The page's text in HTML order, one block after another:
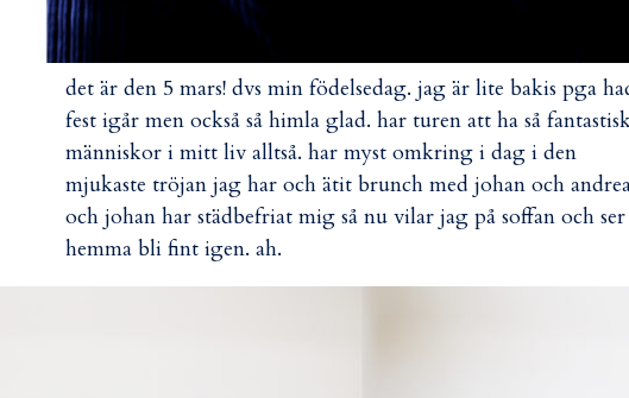
det är den 5 mars! dvs min födelsedag. jag är lite bakis pga
fest igår men också så himla glad. har turen att ha så
människor i mitt liv alltså. har myst omkring i dag i den
mjukaste tröjan jag har och ätit brunch med johan och
och johan har städbefriat mig så nu vilar jag på soffan och ser
hemma bli fint igen. ah.